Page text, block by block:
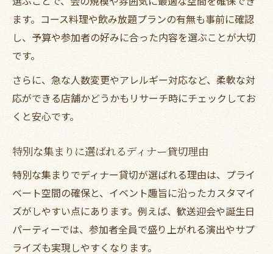
参加者が満足するディナー貸切準備のコツ
プラン選びに迷った幹事に贈るディナーのヒン
幹事向けディナー貸切のおすすめプラン比
説
予算に応じたディナー貸切プランの選び方
参加者層別で選ぶディナー貸切プランの工
夫
旭区で見つける満足度重視の貸切ディナー選び
満足度アップのディナー貸切店選び基準と
ます。コース料理や飲み放題プランの有無も事前に確認
し、予算や参加者の好みに合った内容を選ぶことが大切
です。
さらに、急な人数変更やアレルギー対応など、柔軟な対
応ができる店舗かどうかもリサーチ時にチェックしてお
くと安心です。
特別な集まりに選ばれるディナー貸切理由
特別な集まりでディナー貸切が選ばれる理由は、プライ
ベート空間の確保と、イベント趣旨に沿ったカスタマイ
ズがしやすい点にあります。例えば、歓送迎会や誕生日
パーティーでは、参加者全員で盛り上がれる演出やサプ
ライズも実現しやすくなります。